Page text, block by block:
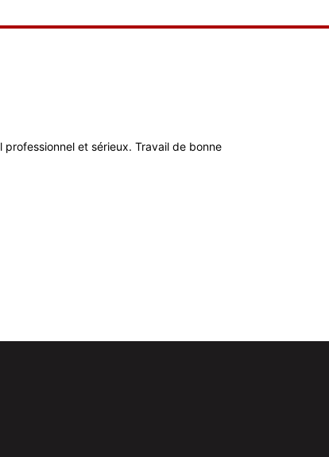
et sérieux. Travail de bonne